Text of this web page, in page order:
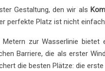
Gestaltung, den wir als
perfekte Platz ist nicht
zur Wasserlinie
Barriere, die als erster
die besten Plätze: die